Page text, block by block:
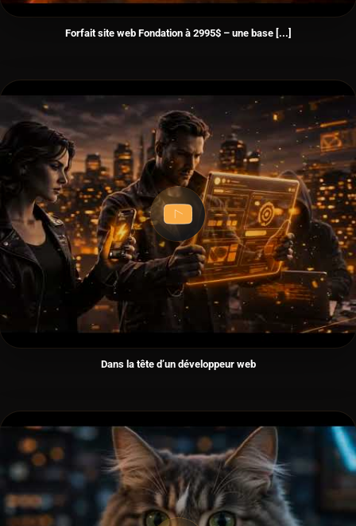
Forfait site web Fondation à 2995$ – une base [...]
Dans la tête d’un développeur web